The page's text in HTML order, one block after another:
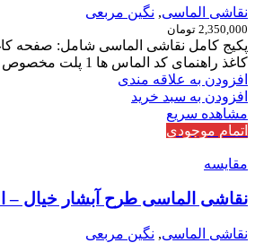
نقاشی الماسی, نگین مربعی
2,350,000 تومان
پکیج کامل نقاشی الماسی شامل: صفحه
کاغذ راهنمای کد الماس ها 1 پلت مخصوص 1
افزودن به علاقه مندی
افزودن به سبد خرید
مشاهده سریع
اتمام موجودی
مقایسه
نقاشی الماسی طرح آبشار خیال –
نقاشی الماسی, نگین مربعی